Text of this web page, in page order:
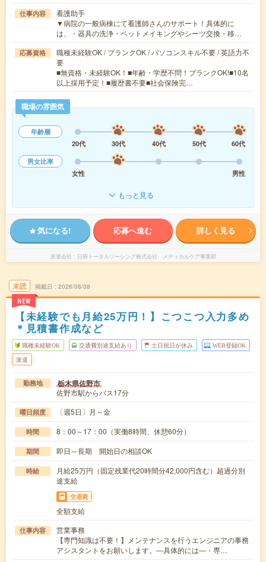
仕事内容
看護助手
▼病院の一般病棟にて看護師さんのサポート！具体的に
は、・器具の洗浄・ベットメイキングやシーツ交換・移…
応募資格
職種未経験OK / ブランクOK / パソコンスキル不要 / 英語力不
要
■無資格・未経験OK！■年齢・学歴不問！ブランクOK!■10名
以上採用予定！■履歴書不要■社会保険完…
職場の雰囲気
年齢層
20代
30代 40代 50代
60代
男女比率
女性
男性
もっと見る
気になる! 応募へ進む 詳しく見る
派遣会社 日研トータルソーシング株式会社 メディカルケア事業部
未読
NEW
掲載日 2026/08/08
【未経験でも月給25万円！】こつこつ入力多め
＊見積書作成など
職種未経験OK 交通費別途支給あり 土日祝日が休み WEB登録OK
派遣
勤務地 栃木県佐野市
佐野市駅からバス17分
曜日頻度 〔週5日〕月～金
時間 8：00～17：00（実働8時間、休憩60分）
期間 即日～長期 開始日の相談OK
時給
月給25万円（固定残業代20時間分42,000円含む）超過分別
途支給
交通費
全額支給
仕事内容
営業事務
【専門知識は不要！】メンテナンスを行うエンジニアの事務
アシスタントをお願いします。―具体的には―・専…